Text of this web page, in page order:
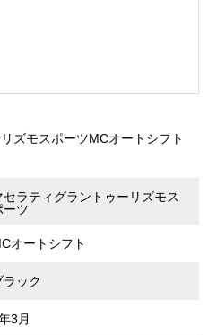
ズモスポーツMCオートシフト
セラティグラントゥーリズモス
ーツ
オートシフト
ラック
3月